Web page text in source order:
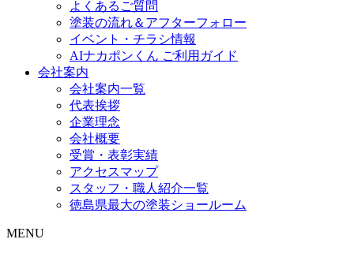
よくあるご質問
塗装の流れ＆アフターフォロー
イベント・チラシ情報
AIナカポンくん ご利用ガイド
会社案内
会社案内一覧
代表挨拶
企業理念
会社概要
受賞・表彰実績
アクセスマップ
スタッフ・職人紹介一覧
徳島県最大の塗装ショールーム
MENU